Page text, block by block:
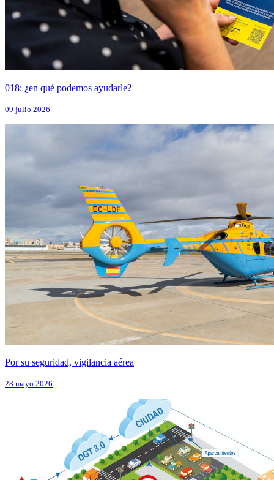
018: ¿en qué podemos ayudarle?
09 julio 2026
Por su seguridad, vigilancia aérea
28 mayo 2026